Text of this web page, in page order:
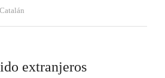
extranjeros